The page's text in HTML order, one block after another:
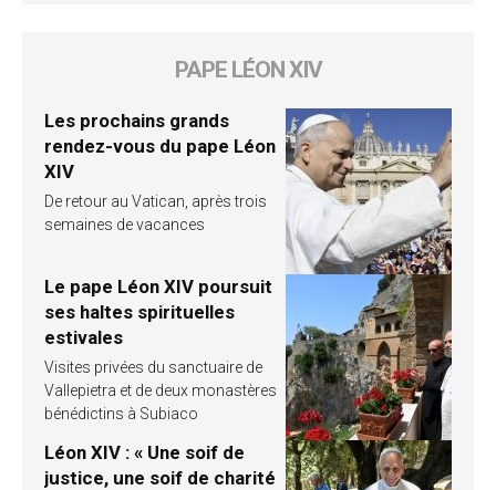
PAPE LÉON XIV
Les prochains grands
rendez-vous du pape Léon
XIV
De retour au Vatican, après trois
semaines de vacances
Le pape Léon XIV poursuit
ses haltes spirituelles
estivales
Visites privées du sanctuaire de
Vallepietra et de deux monastères
bénédictins à Subiaco
Léon XIV : « Une soif de
justice, une soif de charité